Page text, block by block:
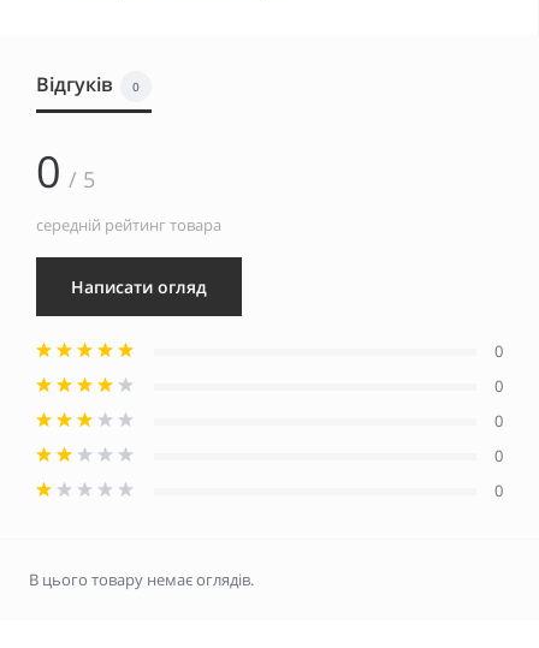
Відгуків 0
0 / 5
середній рейтинг товара
Написати огляд
0
0
0
0
0
В цього товару немає оглядів.